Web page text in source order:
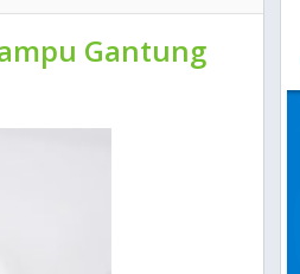
Gantung